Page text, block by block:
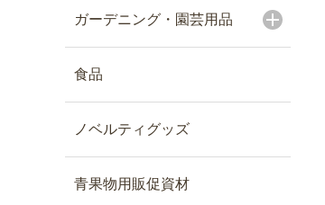
ガーデニング・園芸用品
食品
ノベルティグッズ
青果物用販促資材